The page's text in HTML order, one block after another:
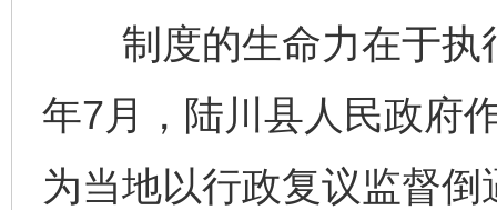
制度的生命力在于执
年7月，陆川县人民政府
为当地以行政复议监督